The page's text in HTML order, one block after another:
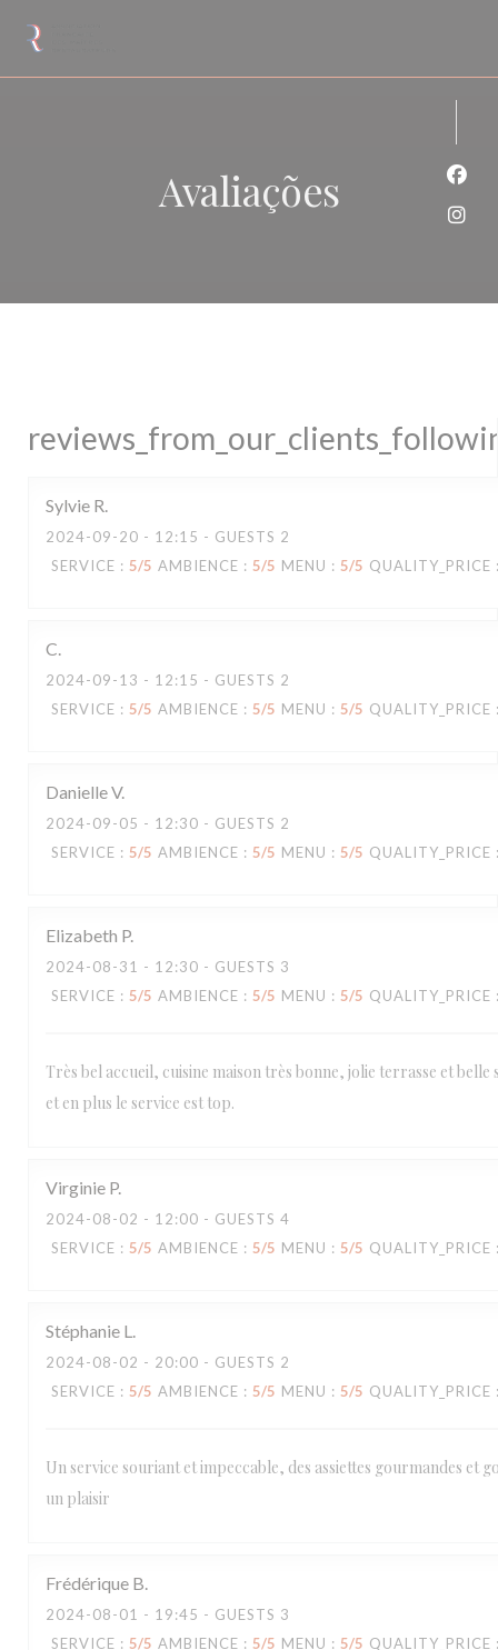
Avaliações
Sylvie R
2024-09-20 - 12:15 - GUESTS 2
SERVICE : 5/5 AMBIENCE : 5/5 MENU : 5/5 QUALITY_PRICE
C
2024-09-13 - 12:15 - GUESTS 2
SERVICE : 5/5 AMBIENCE : 5/5 MENU : 5/5 QUALITY_PRICE
DanielleV
2024-09-05 - 12:30 - GUESTS 2
SERVICE : 5/5 AMBIENCE : 5/5 MENU : 5/5 QUALITY_PRICE
Elizabeth P
2024-08-31 - 12:30 - GUESTS 3
SERVICE : 5/5 AMBIENCE : 5/5 MENU : 5/5 QUALITY_PRICE
Très bel accueil, cuisine maison très bonne, jolie terrasse et belle
et en plus le service est top.
Virginie P
2024-08-02 - 12:00 - GUESTS 4
SERVICE : 5/5 AMBIENCE : 5/5 MENU : 5/5 QUALITY_PRICE
Stéphanie L
2024-08-02 - 20:00 - GUESTS 2
SERVICE : 5/5 AMBIENCE : 5/5 MENU : 5/5 QUALITY_PRICE
Un service souriant et impeccable, des assiettes gourmandes et
un plaisir
Frédérique B
2024-08-01 - 19:45 - GUESTS 3
SERVICE : 5/5 AMBIENCE : 5/5 MENU : 5/5 QUALITY_PRICE